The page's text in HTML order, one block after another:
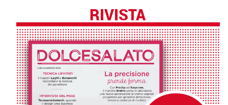
RIVISTA